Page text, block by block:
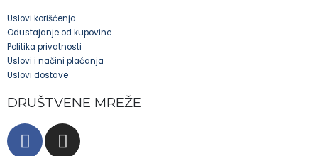
Uslovi korišćenja
Odustajanje od kupovine
Politika privatnosti
Uslovi i načini plaćanja
Uslovi dostave
DRUŠTVENE MREŽE